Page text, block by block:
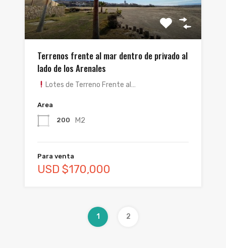
Terrenos frente al mar dentro de privado al
lado de los Arenales
Lotes de Terreno Frente al…
Area
200 M2
Para venta
USD $170,000
1 2